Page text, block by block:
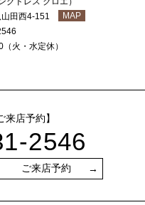
田西4-151
MAP
火・水定休）
来店予約】
2546
ご来店予約